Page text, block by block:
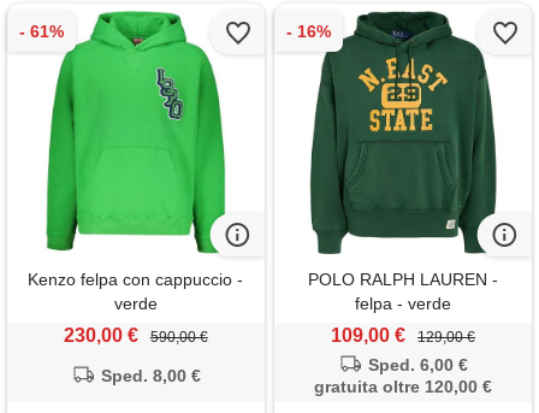
Kenzo felpa con cappuccio -
verde
230,00 € 590,00 €
Sped. 8,00 €
POLO RALPH LAUREN -
felpa - verde
109,00 € 129,00 €
Sped. 6,00 €
gratuita oltre 120,00 €